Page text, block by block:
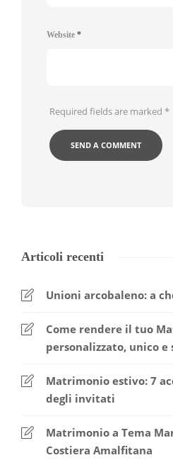
Website *
Required fields are marked *
Articoli recenti
Unioni arcobaleno: a
Come rendere il tuo
personalizzato, unico e
Matrimonio estivo: 7
degli invitati
Matrimonio a Tema
Costiera Amalfitana